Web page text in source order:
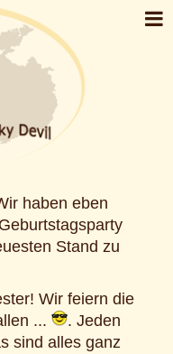
haben eben
Stand zu
Wir feiern die
...
. Jeden
sind alles ganz